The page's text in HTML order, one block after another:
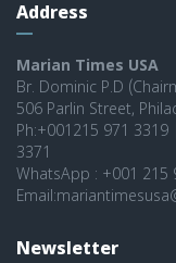
Address
Marian Times USA
Br. Dominic P.D
506 Parlin Street,
Ph:+001215 971
3371
WhatsApp : +001 215
Newsletter